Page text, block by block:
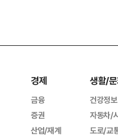
경제
금융
증권
산업/재계
생활/
건강정보
자동차/
도로/교